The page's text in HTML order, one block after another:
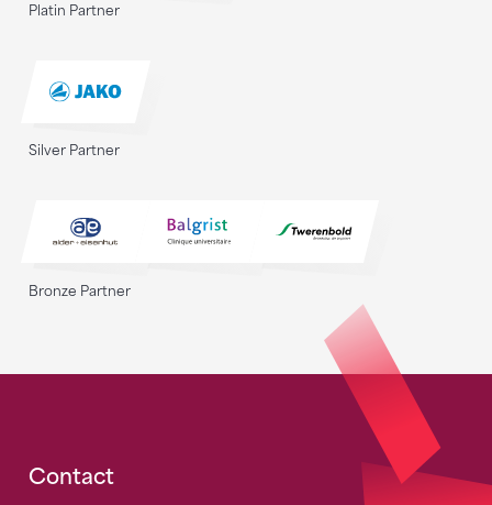
Platin Partner
Silver Partner
Bronze Partner
Fusszeile
Contact